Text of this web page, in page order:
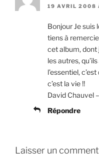
19 AVRIL 2008
Bonjour Je suis
tiens à
cet album, dont
les autres,
l’essentiel,
c’est la vie !!
David Chauvel
Répondre
Laisser un